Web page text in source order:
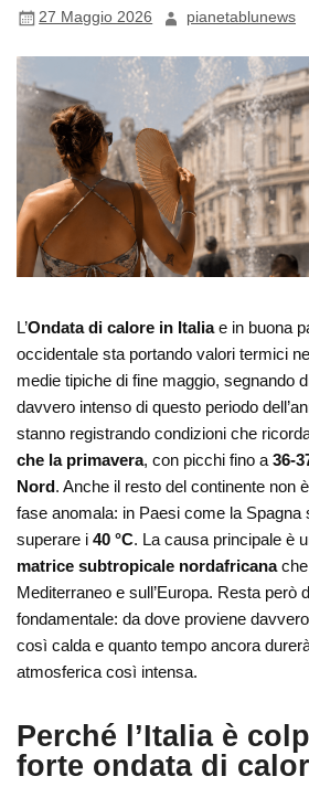
27 Maggio 2026 pianetablunews
L’Ondata di calore in Italiae in buona
occidentale sta portando valori termici
medie tipiche di fine maggio, segnando
davvero intenso di questo periodo
stanno registrando condizioni che
che la primavera, con picchi fino a36-
Nord. Anche il resto del continente non
fase anomala: in Paesi come la Spagna
superare i40 °C. La causa principale è
matrice subtropicale nordafricanache
Mediterraneo e sull’Europa. Resta però
fondamentale: da dove proviene
così calda e quanto tempo ancora
atmosferica così intensa.
Perché l’Italia è
forte ondata di